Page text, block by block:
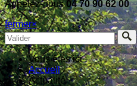
Appelez-nous 04 70 90 62 00
fermer×
Vous êtes ici :
Accueil
Actualité